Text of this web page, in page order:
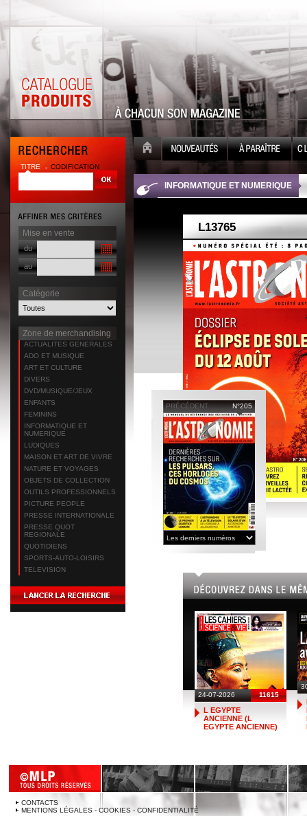
TITRE CODIFICATION
Mise en vente
du
au
Catégorie
Zone de merchandising
ACTUALITES GENERALES
ADO ET MUSIQUE
ART ET CULTURE
DIVERS
DVD/MUSIQUE/JEUX
ENFANTS
FEMININS
INFORMATIQUE ET
NUMERIQUE
LUDIQUES
MAISON ET ART DE VIVRE
NATURE ET VOYAGES
OBJETS DE COLLECTION
OUTILS PROFESSIONNELS
PICTURE PEOPLE
PRESSE INTERNATIONALE
PRESSE QUOT
REGIONALE
QUOTIDIENS
SPORTS-AUTO-LOISIRS
TELEVISION
INFORMATIQUE ET NUMERIQUE
PRÉCÉDENT N°205
24-07-2026 11615
L EGYPTE
ANCIENNE (L
EGYPTE ANCIENNE)
CONTACTS
MENTIONS LÉGALES - COOKIES - CONFIDENTIALITÉ